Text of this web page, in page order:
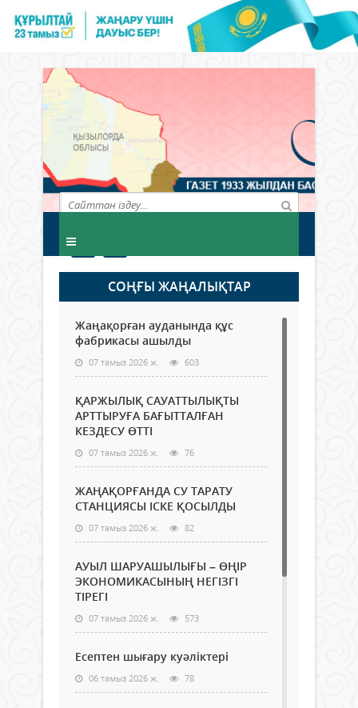
СОҢҒЫ ЖАҢАЛЫҚТАР
Жаңақорған ауданында құс
фабрикасы ашылды
07 тамыз 2026 ж. 603
ҚАРЖЫЛЫҚ САУАТТЫЛЫҚТЫ
АРТТЫРУҒА БАҒЫТТАЛҒАН
КЕЗДЕСУ ӨТТІ
07 тамыз 2026 ж. 76
ЖАҢАҚОРҒАНДА СУ ТАРАТУ
СТАНЦИЯСЫ ІСКЕ ҚОСЫЛДЫ
07 тамыз 2026 ж. 82
АУЫЛ ШАРУАШЫЛЫҒЫ – ӨҢІР
ЭКОНОМИКАСЫНЫҢ НЕГІЗГІ
ТІРЕГІ
07 тамыз 2026 ж. 573
Есептен шығару куәліктері
06 тамыз 2026 ж. 78